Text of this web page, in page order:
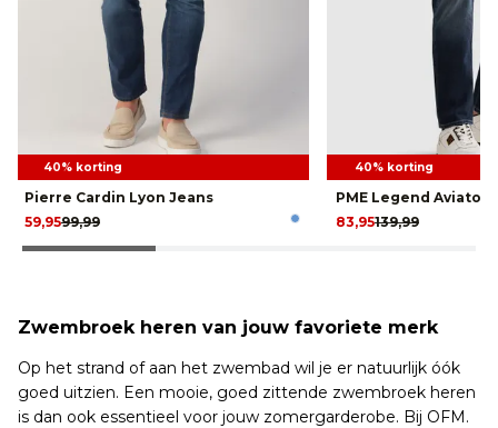
40% korting
Pierre Cardin Lyon Jeans
99,99
59,95
40% korting
PME Legend Aviator
139,99
83,95
Zwembroek heren van jouw favoriete merk
Op het strand of aan het zwembad wil je er natuurlijk óók
goed uitzien. Een mooie, goed zittende zwembroek heren
is dan ook essentieel voor jouw zomergarderobe. Bij OFM.